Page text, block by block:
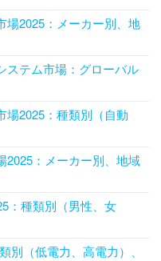
場2025：メーカー別、地
ステム市場：グローバル
場2025：種類別（自動
2025：メーカー別、地域
：種類別（男性、女
別（低電力、高電力）、